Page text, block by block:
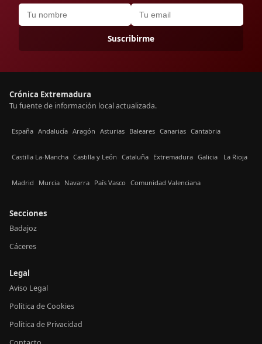
Suscribirme
Crónica Extremadura
Tu fuente de información local actualizada.
España Andalucía Aragón Asturias Baleares Canarias Cantabria
Castilla La-Mancha Castilla y León Cataluña Extremadura Galicia La Rioja
Madrid Murcia Navarra País Vasco Comunidad Valenciana
Secciones
Badajoz
Cáceres
Legal
Aviso Legal
Política de Cookies
Política de Privacidad